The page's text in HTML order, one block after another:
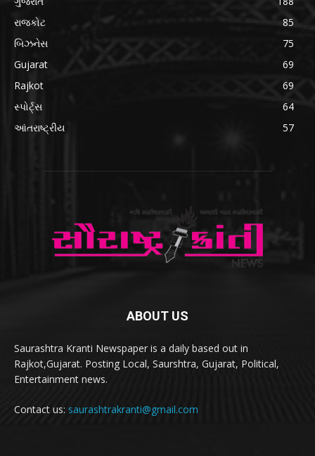
રાજકોટ
85
બિઝનેસ
75
Gujarat
69
Rajkot
69
સ્પોર્ટ્સ
64
આંતરાષ્ટ્રીય
57
ABOUT US
Saurashtra Kranti Newspaper is a daily based out in
Rajkot,Gujarat. Posting Local, Saurshtra, Gujarat, Political,
Entertainment news.
Contact us: saurashtrakranti@gmail.com